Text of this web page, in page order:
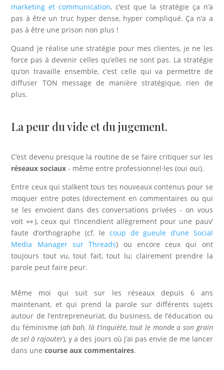
marketing et communication, c’est que la stratégie ça n’a
pas à être un truc hyper dense, hyper compliqué. Ça n’a a
pas à être une prison non plus !
Quand je réalise une stratégie pour mes clientes, je ne les
force pas à devenir celles qu’elles ne sont pas. La stratégie
qu’on travaille ensemble, c’est celle qui va permettre de
diffuser TON message de manière stratégique, rien de
plus.
La peur du vide et du jugement.
C’est devenu presque la routine de se faire critiquer sur les
réseaux sociaux - même entre professionnel·les (oui oui).
Entre ceux qui stalkent tous tes nouveaux contenus pour se
moquer entre potes (directement en commentaires ou qui
se les envoient dans des conversations privées - on vous
voit 👀), ceux qui t’incendient allègrement pour une pauv’
faute d’orthographe (cf. le coup de gueule d’une Social
Media Manager sur Threads) ou encore ceux qui ont
toujours tout vu, tout fait, tout lu; clairement prendre la
parole peut faire peur.
Même moi qui suit sur les réseaux depuis 6 ans
maintenant, et qui prend la parole sur différents sujets
autour de l’entrepreneuriat, du business, de l’éducation ou
du féminisme (ah bah, là t’inquiète, tout le monde a son grain
de sel à rajouter), y a des jours où j’ai pas envie de me lancer
dans une course aux commentaires.